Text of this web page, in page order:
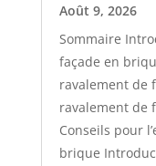
Août 9, 2026
Sommaire
façade en
ravalement de
ravalement de
Conseils pour
brique